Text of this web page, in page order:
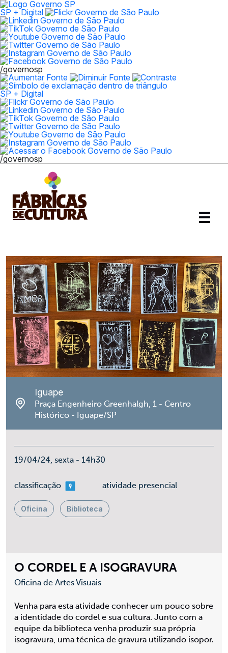
SP + Digital
/governosp
SP + Digital
/governosp
O CORDEL E A ISOGRAVURA
Oficina de Artes Visuais
Venha para esta atividade conhecer um pouco sobre
a identidade do cordel e sua cultura. Junto com a
equipe da biblioteca venha produzir sua própria
isogravura, uma técnica de gravura utilizando isopor.
Iguape
Praça Engenheiro Greenhalgh, 1 - Centro
Histórico - Iguape/SP
19/04/24, sexta - 14h30
classificaçãomais 09 atividade presencial
Oficina Biblioteca